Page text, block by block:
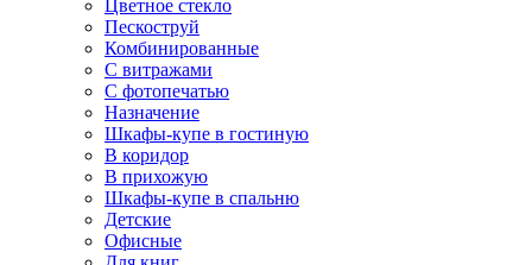
Цветное стекло
Пескоструй
Комбинированные
С витражами
С фотопечатью
Назначение
Шкафы-купе в гостиную
В коридор
В прихожую
Шкафы-купе в спальню
Детские
Офисные